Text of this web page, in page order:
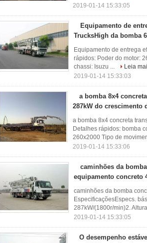
2019-01-14 15:33:05
Equipamento de
TrucksHigh da bomba
Equipamento de entrega
rápidos: Poder do motor:
chassi: Isuzu ...
Leia
2019-01-14 15:33:03
a bomba 8x4
287kW do crescimento
a bomba 8x4 concreta
Detalhes rápidos: bomba
260x2000 Tipo de
2019-01-14 15:33:06
caminhões da
equipamento concreto
caminhões da bomba
EspecificaçõesEspecs.
287kW/(1800r/min)2.
2019-01-14 15:33:05
O desempenho